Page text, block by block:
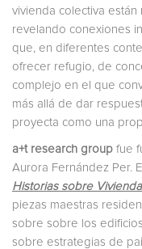
vivienda colectiva están
revelando conexiones
que, en diferentes
ofrecer refugio, de
complejo en el que
más allá de dar
proyecta como una
a+t research group fue
Aurora Fernández Per.
Historias sobre
piezas maestras
sobre sobre los
sobre estrategias de